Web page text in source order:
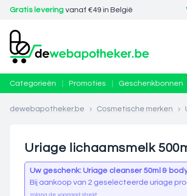
Gratis levering vanaf €49 in België
Categorieën Promoties Geschenkbonnen
dewebapotheker.be > Cosmetische merken >
Uriage lichaamsmelk
Uw geschenk: Uriage cleanser 50ml &
Bij aankoop van 2 geselecteerde uriage